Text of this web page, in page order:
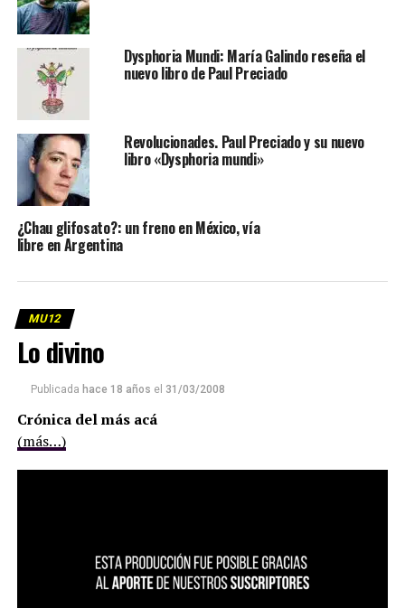
Dysphoria Mundi: María Galindo reseña el
nuevo libro de Paul Preciado
Revolucionades. Paul Preciado y su nuevo
libro «Dysphoria mundi»
¿Chau glifosato?: un freno en México, vía
libre en Argentina
MU12
Lo divino
Publicada hace 18 años el 31/03/2008
Crónica del más acá
(más…)